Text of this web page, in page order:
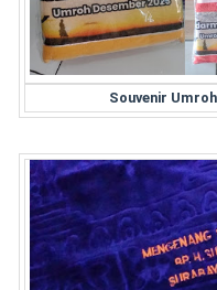
Souvenir